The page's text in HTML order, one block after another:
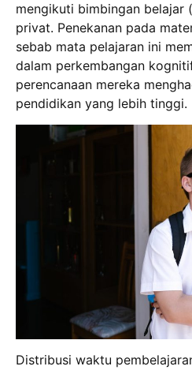
mengikuti bimbingan belajar
privat. Penekanan pada
sebab mata pelajaran ini
dalam perkembangan
perencanaan mereka
pendidikan yang lebih tinggi.
Distribusi waktu